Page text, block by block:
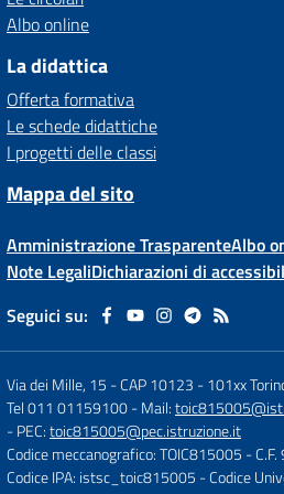
Albo online
La didattica
Offerta formativa
Le schede didattiche
I progetti delle classi
Mappa del sito
Amministrazione TrasparenteAlbo
Note LegaliDichiarazioni di
Seguici su:
Via dei Mille, 15 - CAP 10123 -101xx
Tel 011 01159100- Mail:
- PEC:toic815005@pec.istruzione.it
Codice meccanografico: TOIC815005 -
Codice IPA: istsc_toic815005 - Codice